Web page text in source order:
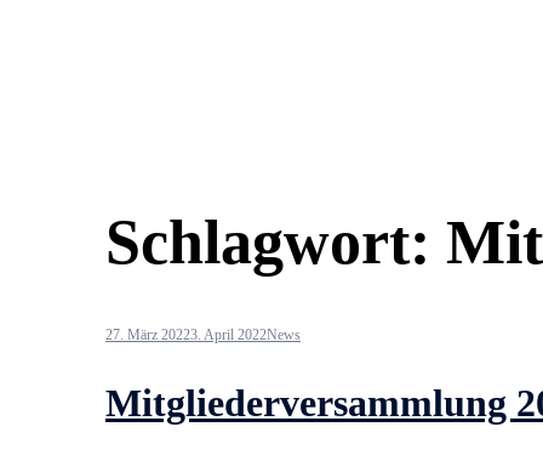
Schlagwort:
27. März 20223. April 2022News
Mitgliederversammlung